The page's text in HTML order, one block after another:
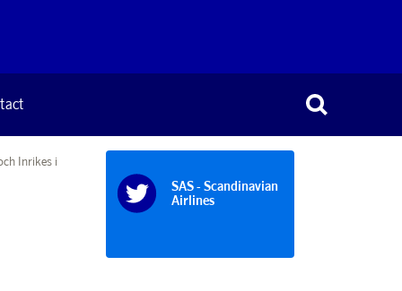
Inrikes i
SAS - Scandinavian
Airlines